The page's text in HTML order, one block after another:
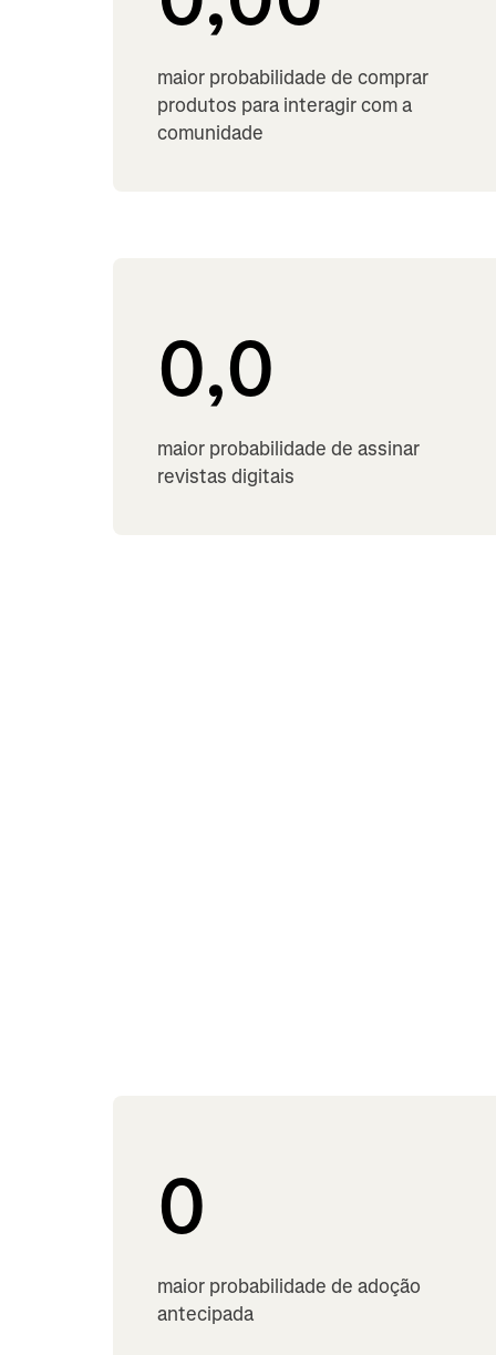
maior probabilidade de comprar
produtos para interagir com a
comunidade
0,0
maior probabilidade de assinar
revistas digitais
0
maior probabilidade de adoção
antecipada